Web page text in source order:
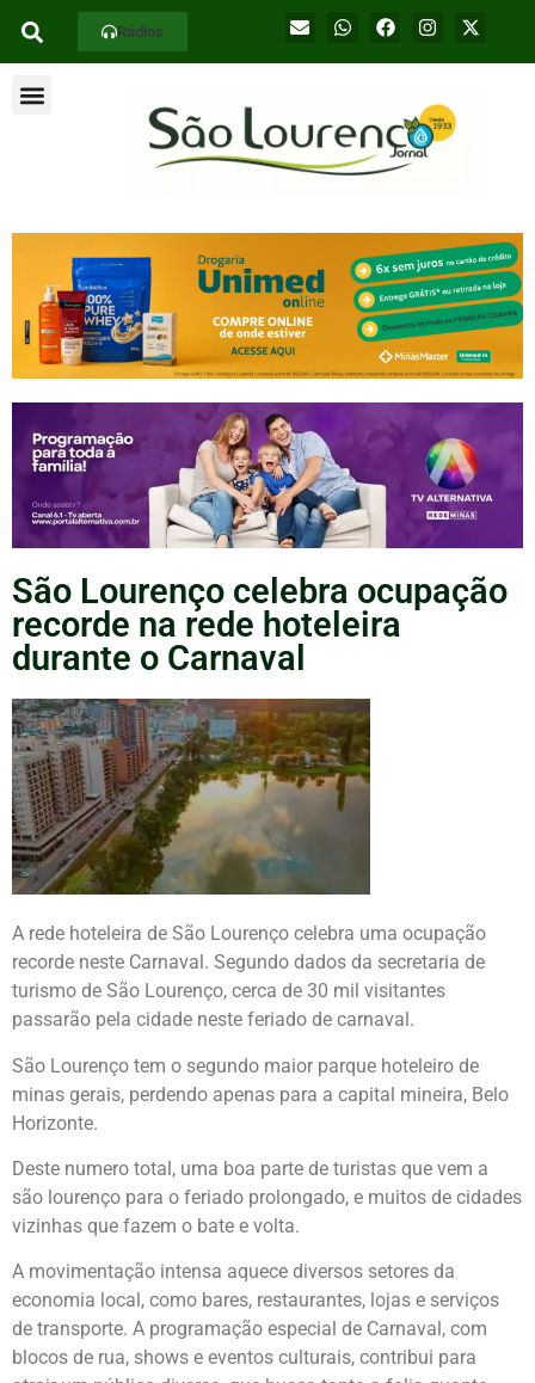
Rádios
São Lourenço celebra ocupação
recorde na rede hoteleira
durante o Carnaval
A rede hoteleira de São Lourenço celebra uma ocupação
recorde neste Carnaval. Segundo dados da secretaria de
turismo de São Lourenço, cerca de 30 mil visitantes
passarão pela cidade neste feriado de carnaval.
São Lourenço tem o segundo maior parque hoteleiro de
minas gerais, perdendo apenas para a capital mineira, Belo
Horizonte.
Deste numero total, uma boa parte de turistas que vem a
são lourenço para o feriado prolongado, e muitos de cidades
vizinhas que fazem o bate e volta.
A movimentação intensa aquece diversos setores da
economia local, como bares, restaurantes, lojas e serviços
de transporte. A programação especial de Carnaval, com
blocos de rua, shows e eventos culturais, contribui para